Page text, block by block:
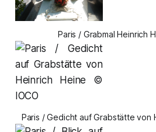
Paris / Grabmal Heinrich
Paris / Gedicht auf Grabstätte von